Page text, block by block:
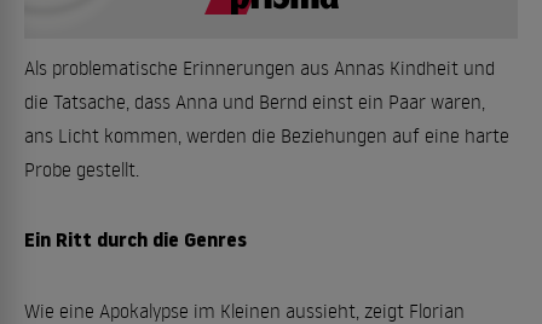
Als problematische Erinnerungen aus Annas Kindheit und
die Tatsache, dass Anna und Bernd einst ein Paar waren,
ans Licht kommen, werden die Beziehungen auf eine harte
Probe gestellt.
Ein Ritt durch die Genres
Wie eine Apokalypse im Kleinen aussieht, zeigt Florian